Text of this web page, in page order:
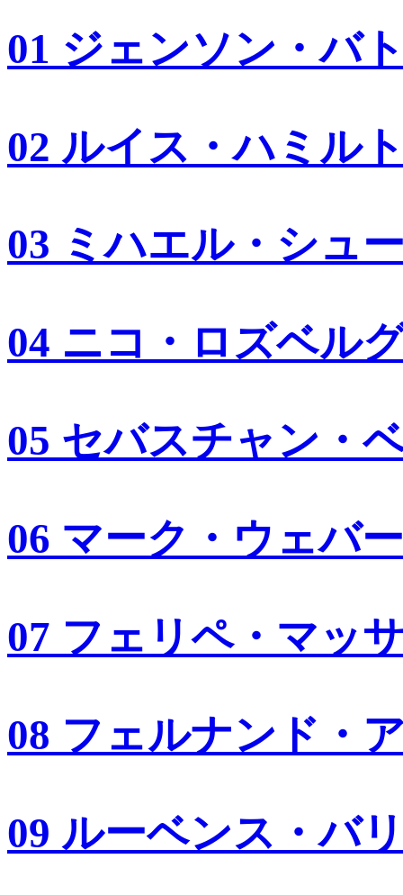
01 ジェンソン・バ
02 ルイス・ハミル
03 ミハエル・シュ
04 ニコ・ロズベル
05 セバスチャン・
06 マーク・ウェバー
07 フェリペ・マッ
08 フェルナンド・
09 ルーベンス・バ